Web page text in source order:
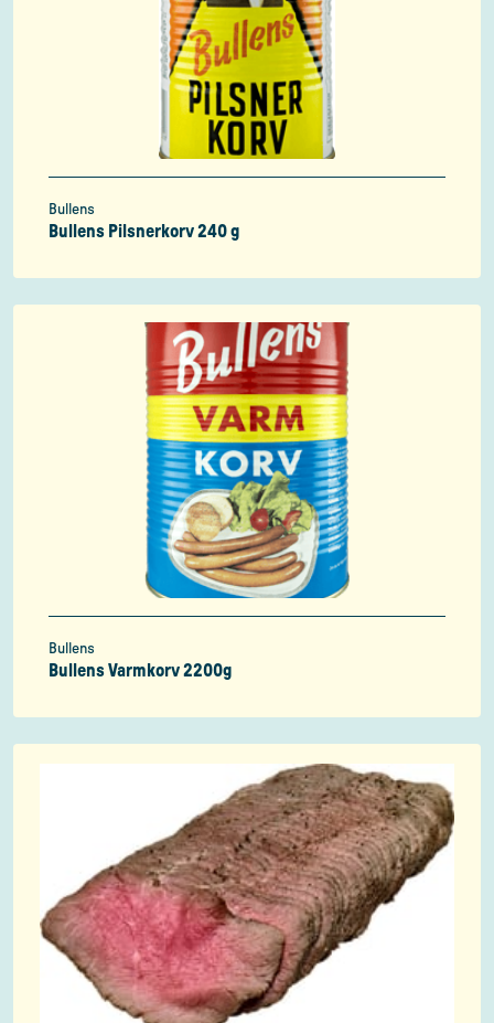
Bullens
Bullens Pilsnerkorv 240 g
Bullens
Bullens Varmkorv 2200g